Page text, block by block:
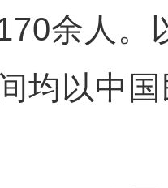
余人。
均以中